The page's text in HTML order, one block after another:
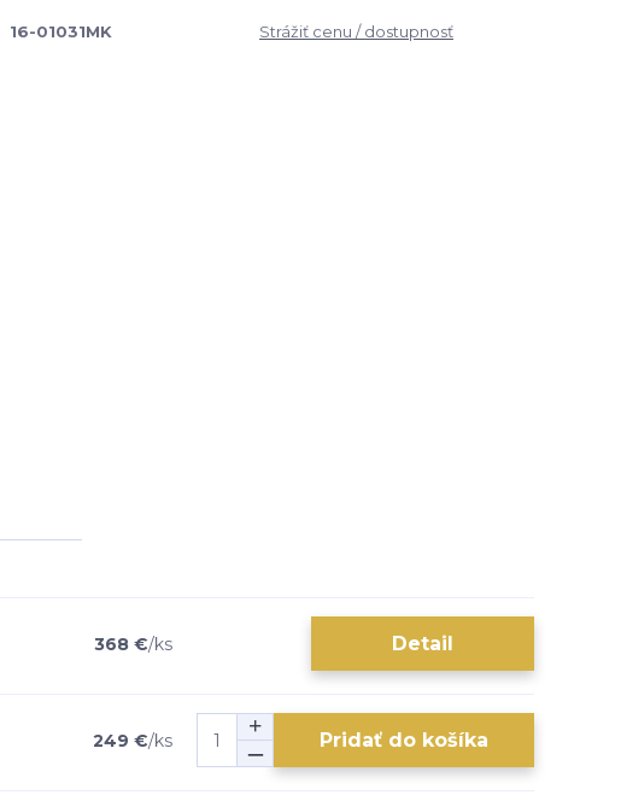
16-01031MK Strážiť cenu / dostupnosť
368 €/ks Detail
249 €/ks Pridať do košíka